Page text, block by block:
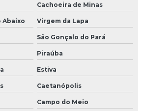
para obras
em minas gerais
em são paulo
Cachoeira de Minas
Abaixo Virgem da Lapa
São Gonçalo do Pará
Piraúba
Estiva
Caetanópolis
Campo do Meio